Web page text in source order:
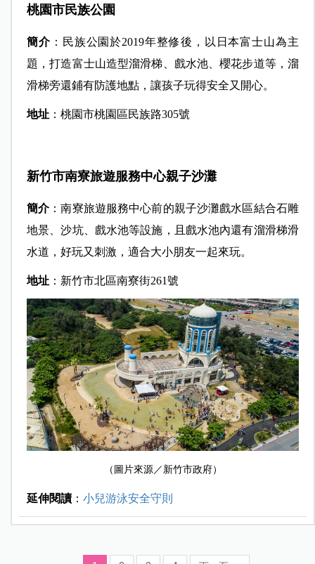
桃園市民族公園
簡介：民族公園於2019年整修後，以日本富士山為主
題，打造富士山造型溜滑梯、戲水池、櫻花步道等，溜
滑梯旁還鋪有防護地點，讓孩子玩得安全又開心。
地址：桃園市桃園區民族路305號
新竹市南寮旅遊服務中心親子沙灘
簡介：南寮旅遊服務中心前的親子沙灘戲水區結合石雕
地景、沙坑、戲水池等設施，且戲水池內還有溜滑梯滑
水道，好玩又刺激，適合大小朋友一起來玩。
地址：新竹市北區南寮街261號
（圖片來源／新竹市政府）
延伸閱讀： 小兒游泳安全守則